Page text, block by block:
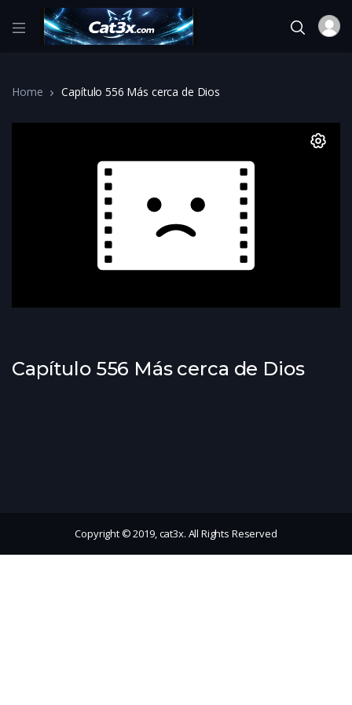
Home Capítulo 556 Más cerca de Dios
Capítulo 556 Más cerca de Dios
Copyright © 2019, cat3x. All Rights Reserved